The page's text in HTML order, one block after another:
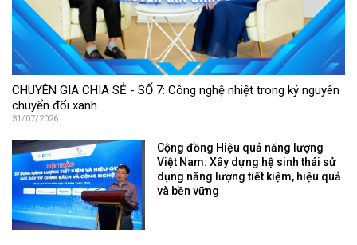
CHUYÊN GIA CHIA SẺ - SỐ 7: Công nghệ nhiệt trong kỷ nguyên
chuyển đổi xanh
31/07/2026
Cộng đồng Hiệu quả năng lượng
Việt Nam: Xây dựng hệ sinh thái sử
dụng năng lượng tiết kiệm, hiệu quả
và bền vững